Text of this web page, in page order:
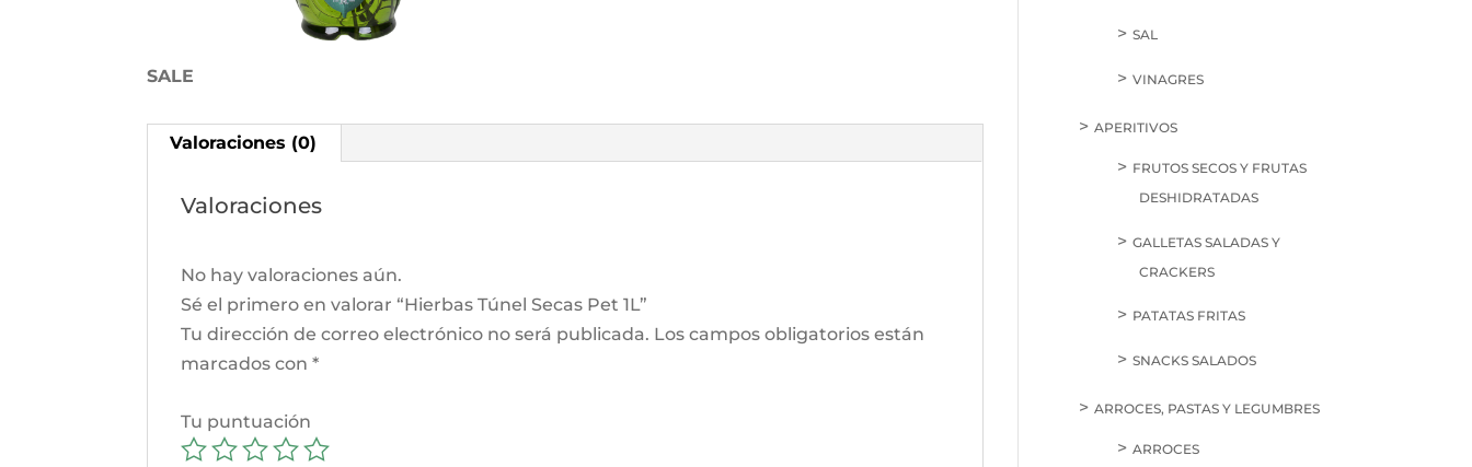
SALE
Valoraciones (0)
Valoraciones
No hay valoraciones aún.
Sé el primero en valorar “Hierbas Túnel Secas Pet 1L”
Tu dirección de correo electrónico no será publicada. Los campos obligatorios están
marcados con*
Tu puntuación
SAL
VINAGRES
APERITIVOS
FRUTOS SECOS Y FRUTAS
DESHIDRATADAS
GALLETAS SALADAS Y
CRACKERS
PATATAS FRITAS
SNACKS SALADOS
ARROCES, PASTAS Y LEGUMBRES
ARROCES